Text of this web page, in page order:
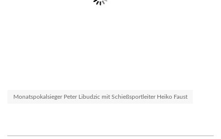
Monatspokalsieger Peter Libudzic mit Schießsportleiter Heiko Faust